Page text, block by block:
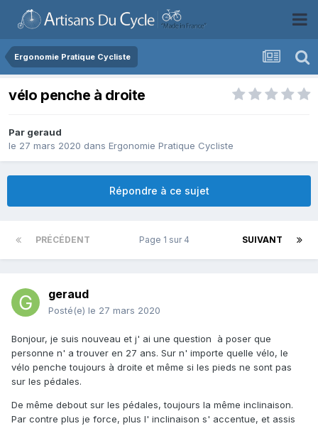
Ergonomie Pratique Cycliste
vélo penche à droite
Par geraud
le 27 mars 2020 dans Ergonomie Pratique Cycliste
Répondre à ce sujet
PRÉCÉDENT SUIVANT
Page 1 sur 4
geraud
Posté(e) le 27 mars 2020
Bonjour, je suis nouveau et j' ai une question à poser que
personne n' a trouver en 27 ans. Sur n' importe quelle vélo, le
vélo penche toujours à droite et même si les pieds ne sont pas
sur les pédales.
De même debout sur les pédales, toujours la même inclinaison.
Par contre plus je force, plus l' inclinaison s' accentue, et assis